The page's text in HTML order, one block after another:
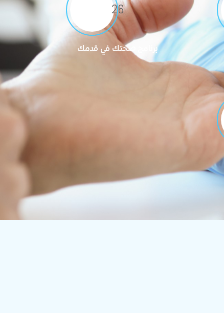
27
برنامج صحتك في قدمك